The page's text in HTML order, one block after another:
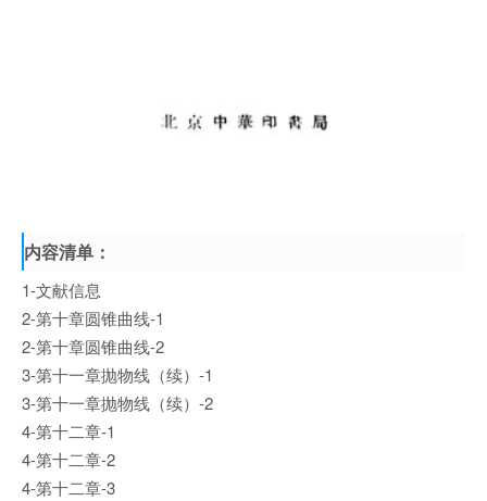
内容清单：
1-文献信息
2-第十章圆锥曲线-1
2-第十章圆锥曲线-2
3-第十一章抛物线（续）-1
3-第十一章抛物线（续）-2
4-第十二章-1
4-第十二章-2
4-第十二章-3